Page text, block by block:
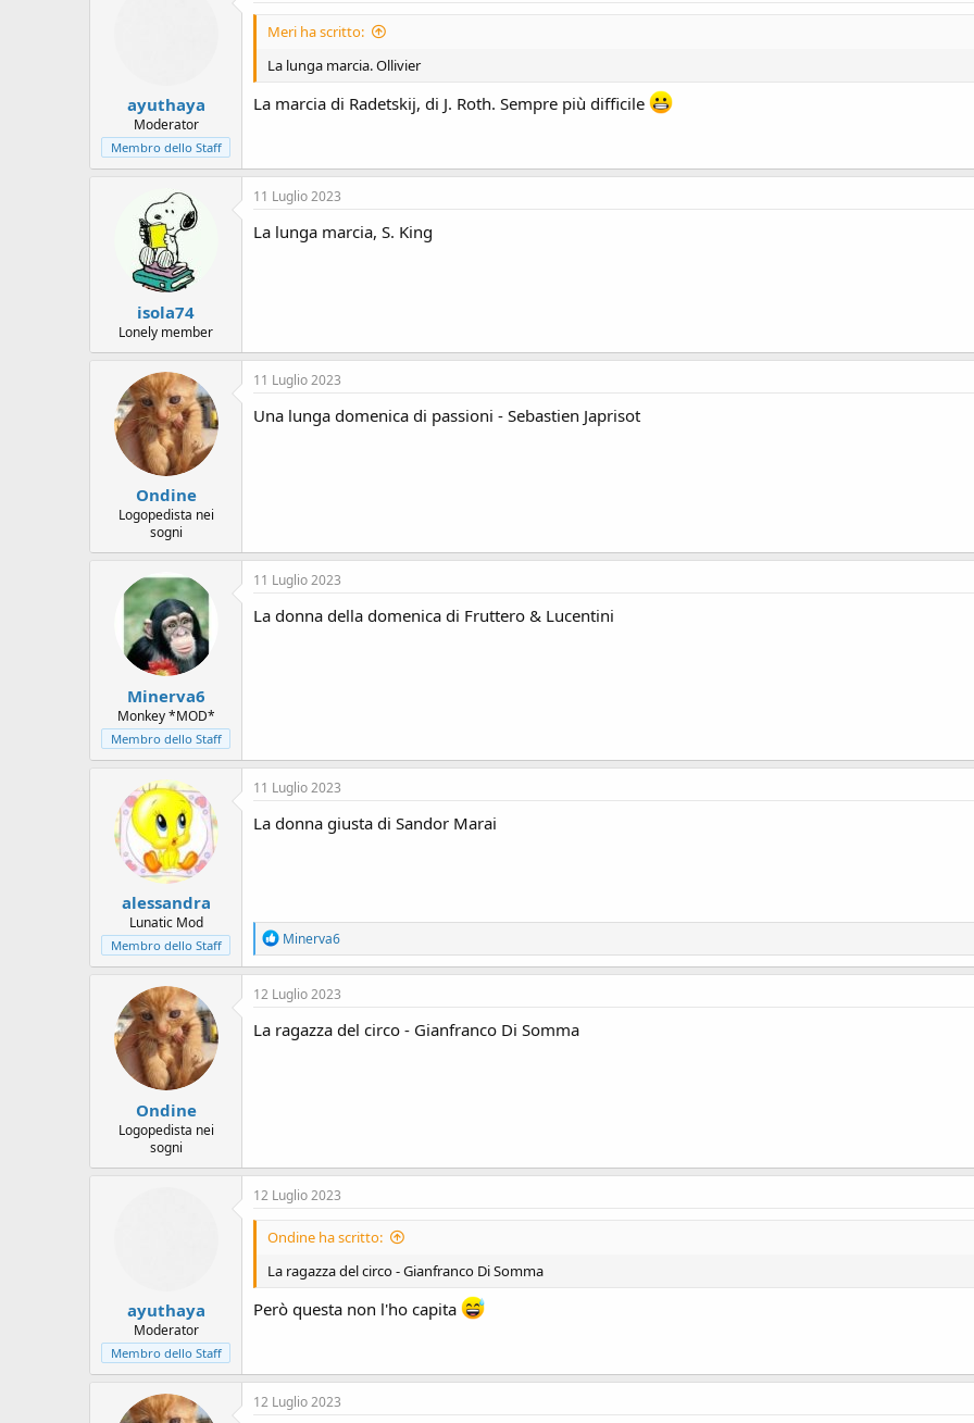
ayuthaya
Moderator
Membro dello Staff
Meri ha scritto:
La lunga marcia. Ollivier
La marcia di Radetskij, di J. Roth. Sempre più difficile
isola74
Lonely member
11 Luglio 2023
La lunga marcia, S. King
Ondine
Logopedista nei
sogni
11 Luglio 2023
Una lunga domenica di passioni - Sebastien Japrisot
Minerva6
Monkey *MOD*
Membro dello Staff
11 Luglio 2023
La donna della domenica di Fruttero & Lucentini
alessandra
Lunatic Mod
Membro dello Staff
11 Luglio 2023
La donna giusta di Sandor Marai
R
e
a
c
i
o
Minerva6
Ondine
Logopedista nei
sogni
12 Luglio 2023
La ragazza del circo - Gianfranco Di Somma
ayuthaya
Moderator
Membro dello Staff
12 Luglio 2023
Ondine ha scritto:
La ragazza del circo - Gianfranco Di Somma
Però questa non l'ho capita
12 Luglio 2023